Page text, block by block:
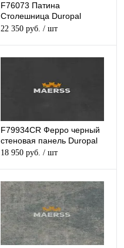
F76073 Патина
Столешница Duropal
матовая
22 350 руб. / шт
F79934CR Ферро черный
стеновая панель Duropal
18 950 руб. / шт